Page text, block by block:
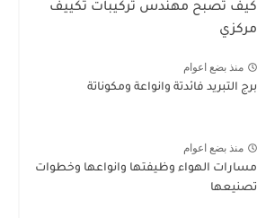
كيف تصبح مهندس تركيبات تكييف
مركزي
منذ بضع اعوام
برج التبريد فائدتة وانواعة ومكوناتة
منذ بضع اعوام
مسارات الهواء وظيفتها وانواعها وخطوات
تصنيعها